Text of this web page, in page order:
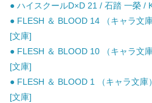
● ハイスクールD×D 21 / 石踏 一榮 /
● FLESH ＆ BLOOD 14 （キャラ文
[文庫]
● FLESH ＆ BLOOD 10 （キャラ文
[文庫]
● FLESH ＆ BLOOD 1 （キャラ文
[文庫]